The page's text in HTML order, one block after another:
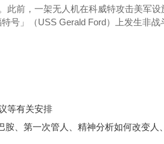
此前，一架无人机在科威特攻击美军设
号」（USS Gerald Ford）上发生非战
等有关安排
胺、第一次管人、精神分析如何改变人